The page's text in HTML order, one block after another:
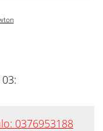
0376953188